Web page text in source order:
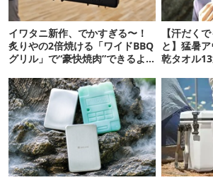
イワタニ新作、でかすぎる〜！
炙りやの2倍焼ける「ワイドBBQ
グリル」で“豪快焼肉”できるよ
【汗だく
と】猛暑
乾タオル